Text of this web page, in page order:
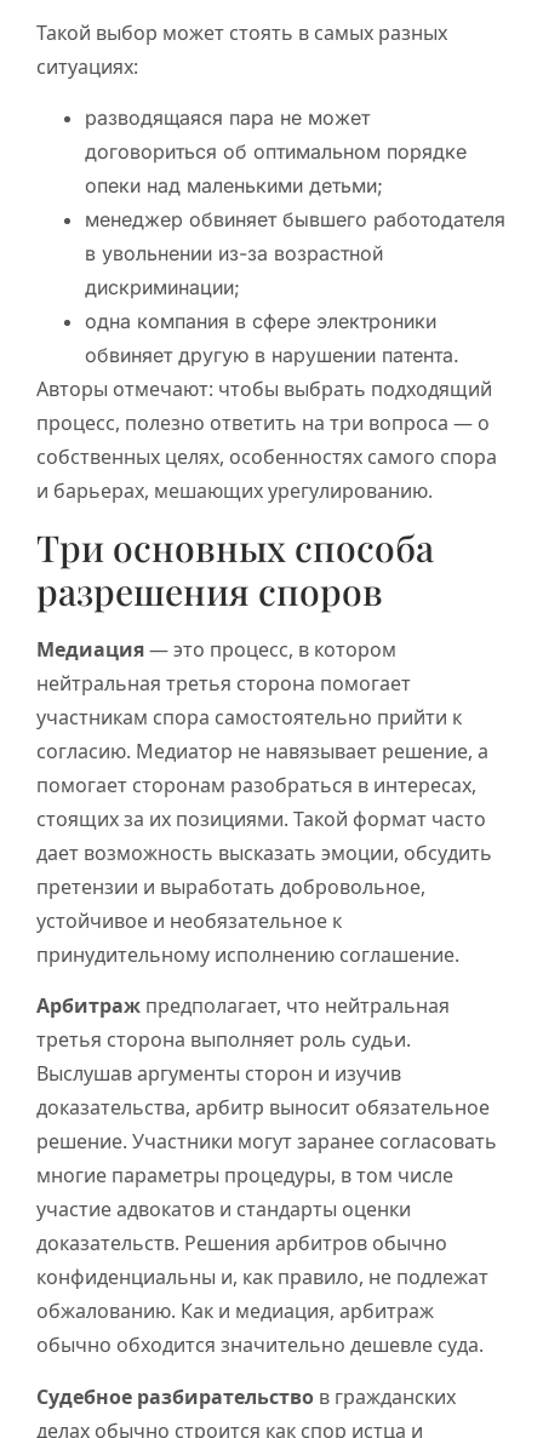
Такой выбор может стоять в самых разных
ситуациях:
разводящаяся пара не может
договориться об оптимальном порядке
опеки над маленькими детьми;
менеджер обвиняет бывшего работодателя
в увольнении из-за возрастной
дискриминации;
одна компания в сфере электроники
обвиняет другую в нарушении патента.
Авторы отмечают: чтобы выбрать подходящий
процесс, полезно ответить на три вопроса — о
собственных целях, особенностях самого спора
и барьерах, мешающих урегулированию.
Три основных способа
разрешения споров
Медиация— это процесс, в котором
нейтральная третья сторона помогает
участникам спора самостоятельно прийти к
согласию. Медиатор не навязывает решение, а
помогает сторонам разобраться в интересах,
стоящих за их позициями. Такой формат часто
дает возможность высказать эмоции, обсудить
претензии и выработать добровольное,
устойчивое и необязательное к
принудительному исполнению соглашение.
Арбитраж предполагает, что нейтральная
третья сторона выполняет роль судьи.
Выслушав аргументы сторон и изучив
доказательства, арбитр выносит обязательное
решение. Участники могут заранее согласовать
многие параметры процедуры, в том числе
участие адвокатов и стандарты оценки
доказательств. Решения арбитров обычно
конфиденциальны и, как правило, не подлежат
обжалованию. Как и медиация, арбитраж
обычно обходится значительно дешевле суда.
Судебное разбирательство в гражданских
делах обычно строится как спор истца и